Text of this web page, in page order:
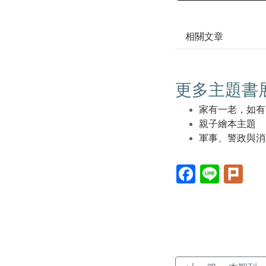
相關文章
更多主題書
家有一老，如
親子繪本主題
軍事、警政與
Facebook(另
開
Line(另
開